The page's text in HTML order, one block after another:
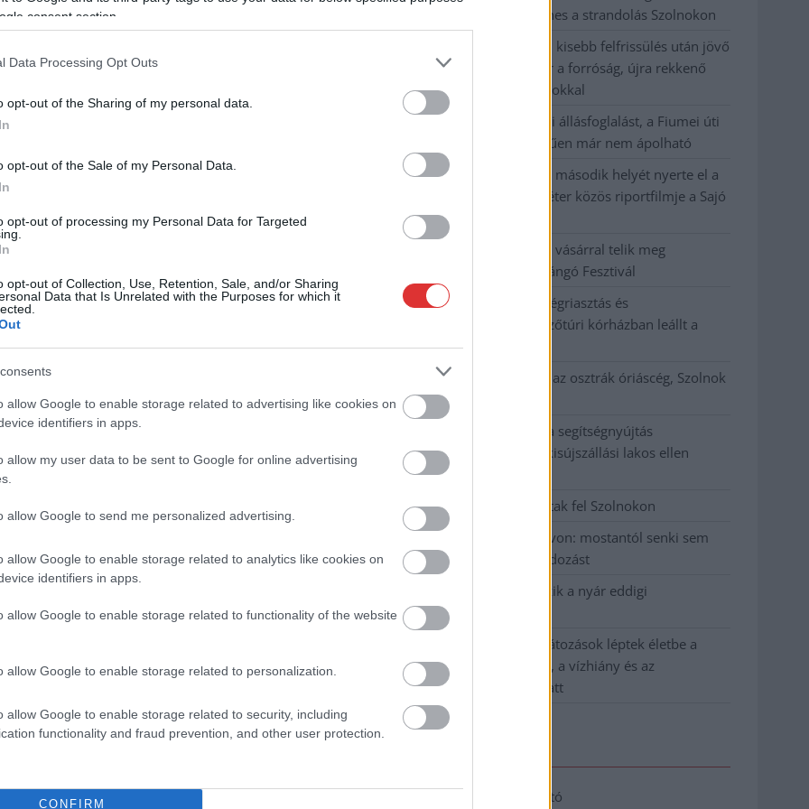
consent section.
Data Processing Opt Outs
opt-out of the Sharing of my personal data.
opt-out of the Sale of my Personal Data.
opt-out of processing my Personal Data for Targeted
opt-out of Collection, Use, Retention, Sale, and/or Sharing
Data that Is Unrelated with the Purposes for which it
allow Google to enable storage related to advertising like cookies on
identifiers in apps.
allow my user data to be sent to Google for online advertising
allow Google to send me personalized advertising.
allow Google to enable storage related to analytics like cookies on
identifiers in apps.
allow Google to enable storage related to functionality of the website
allow Google to enable storage related to personalization.
allow Google to enable storage related to security, including
functionality and fraud prevention, and other user protection.
CONFIRM
elkerülné a propagandát,
ideés csatlakozzon adománygyűjtésünkhöz!
Szolnok megye
Electrolux: Támogatási programot indítanak a
és vásárral
indul a
központjává válik
Meghosszabbított
hőségriasztás és
hőhullám miatt ingyenes a strandolás Szolnokon
Nem biztató: a hétvégi kisebb felfrissülés után jövő
héten megint visszatér a forróság, újra rekkenő
hőség jön, akár 38 fokokkal
Közzétették a szakértői állásfoglalást, a Fiumei úti
fák többsége szakszerűen már nem ápolható
A MÚOSZ sajtódíjának második helyét nyerte el a
Borsod24 és a Paraméter közös riportfilmje a Sajó
szennyezéséről
Tánccal, zeneszóval és vásárral telik meg
Jászberény, indul a Csángó Fesztivál
Meghosszabbított hőségriasztás és
vízkorlátozások, a mezőtúri kórházban leállt a
klíma
Átszervezi működését az osztrák óriáscég, Szolnok
is érintett
Tragédiába torkollott a segítségnyújtás
elmulasztása, három kisújszállási lakos ellen
emeltek vádat
Hatalmas lángok csaptak fel Szolnokon
Vízitraffipax a Tisza-tavon: mostantól senki sem
úszhatja meg a száguldozást
Szolnokra is megérkezik a nyár eddigi
legkeményebb napja
Már Szolnokon is korlátozások léptek életbe a
tartós hatalmas hőség, a vízhiány és az
áramtakarékosság miatt
Adatkezelési tájékoztató